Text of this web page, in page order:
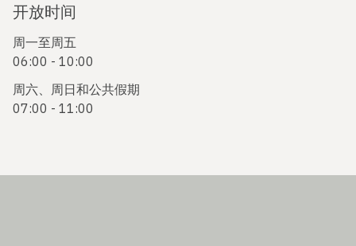
开放时间
周一至周五
06:00 - 10:00
周六、周日和公共假期
07:00 - 11:00